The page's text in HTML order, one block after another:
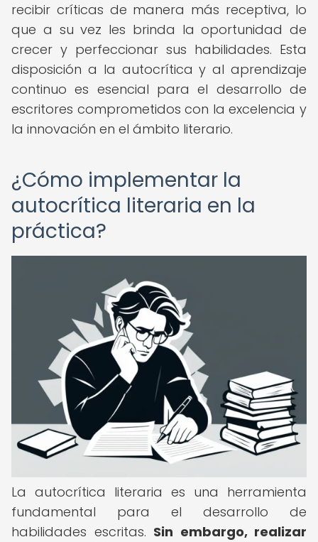
recibir críticas de manera más receptiva, lo
que a su vez les brinda la oportunidad de
crecer y perfeccionar sus habilidades. Esta
disposición a la autocrítica y al aprendizaje
continuo es esencial para el desarrollo de
escritores comprometidos con la excelencia y
la innovación en el ámbito literario.
¿Cómo implementar la
autocrítica literaria en la
práctica?
La autocrítica literaria es una herramienta
fundamental para el desarrollo de
habilidades escritas. Sin embargo, realizar